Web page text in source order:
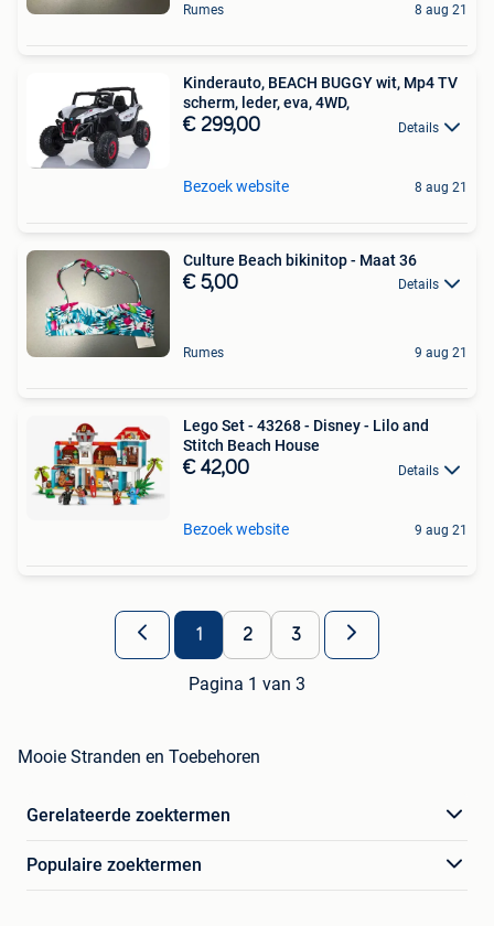
Rumes 8 aug 21
Kinderauto, BEACH BUGGY wit, Mp4 TV
scherm, leder, eva, 4WD,
€ 299,00 Details
Bezoek website 8 aug 21
Culture Beach bikinitop - Maat 36
€ 5,00 Details
Rumes 9 aug 21
Lego Set - 43268 - Disney - Lilo and
Stitch Beach House
€ 42,00 Details
Bezoek website 9 aug 21
1 2 3
Pagina 1 van 3
Mooie Stranden en Toebehoren
Gerelateerde zoektermen
Populaire zoektermen